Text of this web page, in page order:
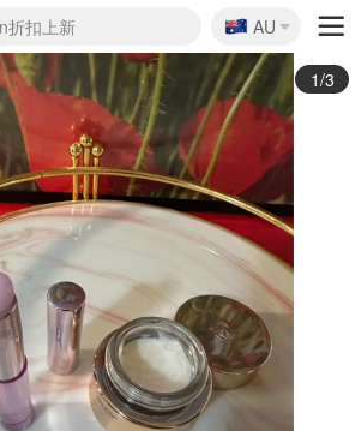
折扣上新
肤3.5折
中3折好价汇总
+叠9折
超市实拍
手票捡漏
周末1折
奢牌1折起
3折起
牌1折
Club护肤1折
校季6.2折
扣汇总
$200送$50
码好物
周7.5折高奢地板价
6折
起
3.7折起
首饰2折
店促销
彩妆礼
居好物
妆护肤
$8盒$33
赠50ml沐浴露
3折
海洋馆门票6折
罐$16送香薰
6.8折
诞日历2.3折
私促3折
喷雾$16
套装逆天2折
独家4折
6折起
历奢品2.7折
9折
美容仪9折
Live
美衣3折
扫地机3.7折
水杯$24
网5折
发6.3折
7.4折
2件7折
4.5折
韩妆4折
奢8.5折
4折德莱德次日达
+赠礼
灯具8折
🇦🇺
AU
2/3